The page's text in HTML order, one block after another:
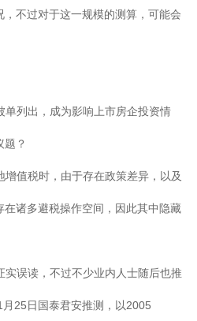
不过对于这一规模的测算，可能会
单列出，成为影响上市房企投资情
题？
增值税时，由于存在政策差异，以及
诸多避税操作空间，因此其中隐藏
实误读，不过不少业内人士随后也推
25日国泰君安推测，以2005